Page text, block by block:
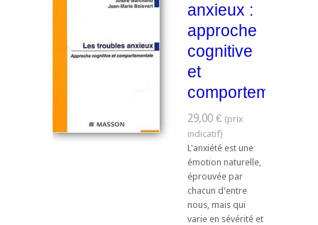
anxieux :
approche
cognitive
et
comportementale
29,00 €
L'anxiété est une
émotion naturelle,
éprouvée par
chacun d'entre
nous, mais qui
varie en sévérité et